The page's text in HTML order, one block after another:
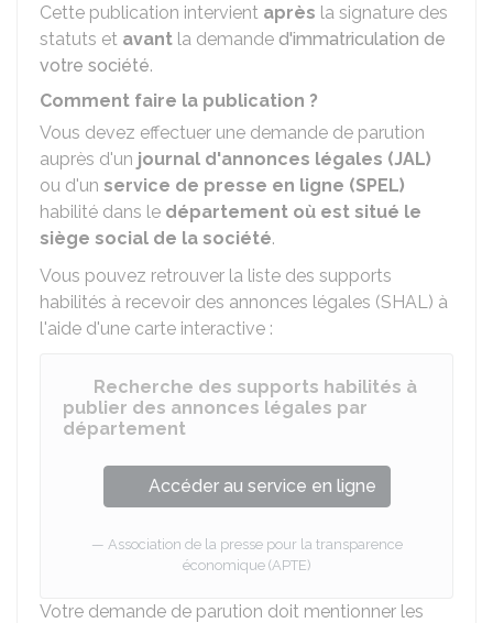
Cette publication intervient après la signature des
statuts et avant la demande d'immatriculation de
votre société.
Comment faire la publication ?
Vous devez effectuer une demande de parution
auprès d'un journal d'annonces légales (JAL)
ou d'un service de presse en ligne (SPEL)
habilité dans le département où est situé le
siège social de la société.
Vous pouvez retrouver la liste des supports
habilités à recevoir des annonces légales (SHAL) à
l'aide d'une carte interactive :
Recherche des supports habilités à
publier des annonces légales par
département
Accéder au service en ligne
Association de la presse pour la transparence
économique (APTE)
Votre demande de parution doit mentionner les